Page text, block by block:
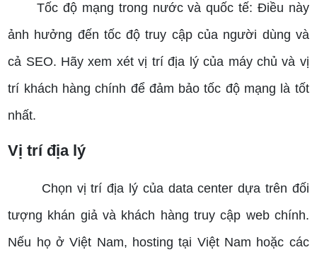
Tốc độ mạng trong nước và quốc tế: Điều này
ảnh hưởng đến tốc độ truy cập của người dùng và
cả SEO. Hãy xem xét vị trí địa lý của máy chủ và vị
trí khách hàng chính để đảm bảo tốc độ mạng là tốt
nhất.
Vị trí địa lý
Chọn vị trí địa lý của data center dựa trên đối
tượng khán giả và khách hàng truy cập web chính.
Nếu họ ở Việt Nam, hosting tại Việt Nam hoặc các